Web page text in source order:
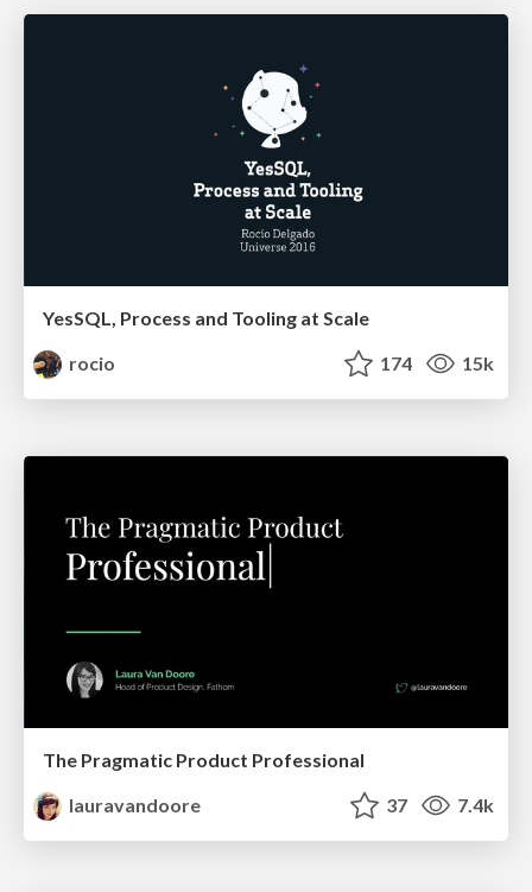
YesSQL, Process and Tooling at Scale
rocio
174 15k
The Pragmatic Product Professional
lauravandoore
37 7.4k